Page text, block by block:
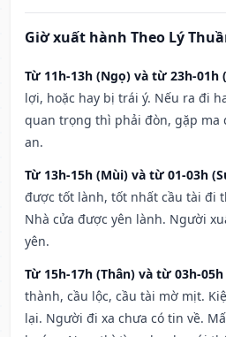
Giờ xuất hành Theo Lý
Từ 11h-13h (Ngọ) và từ 23h-01h
lợi, hoặc hay bị trái ý. Nếu ra đi
quan trọng thì phải đòn, gặp ma
an.
Từ 13h-15h (Mùi) và từ 01-03h
được tốt lành, tốt nhất cầu tài đi
Nhà cửa được yên lành. Người
yên.
Từ 15h-17h (Thân) và từ 03h-05h
thành, cầu lộc, cầu tài mờ mịt.
lại. Người đi xa chưa có tin về.